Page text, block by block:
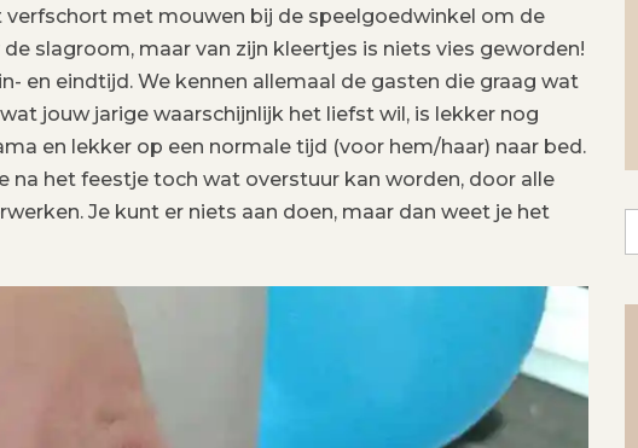
verfschort met mouwen bij de speelgoedwinkel om de
slagroom, maar van zijn kleertjes is niets vies geworden!
en eindtijd. We kennen allemaal de gasten die graag wat
jouw jarige waarschijnlijk het liefst wil, is lekker nog
en lekker op een normale tijd (voor hem/haar) naar bed.
na het feestje toch wat overstuur kan worden, door alle
Je kunt er niets aan doen, maar dan weet je het